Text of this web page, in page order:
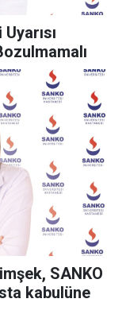
SANKO
kabulüne